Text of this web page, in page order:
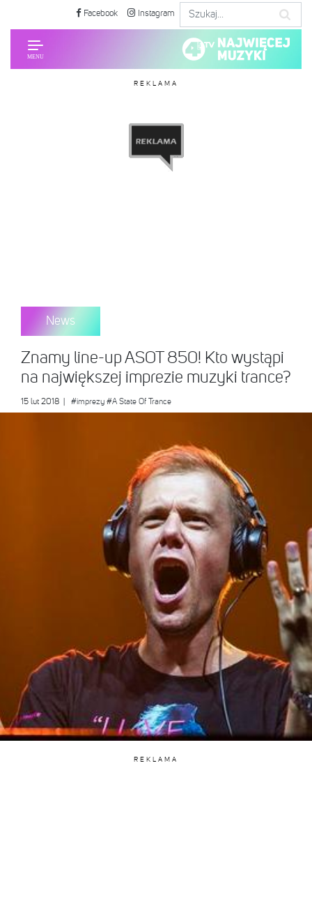
Facebook Instagram
REKLAMA
News
Znamy line-up ASOT 850! Kto wystąpi
na największej imprezie muzyki trance?
15 lut 2018 #imprezy #A State Of Trance
REKLAMA